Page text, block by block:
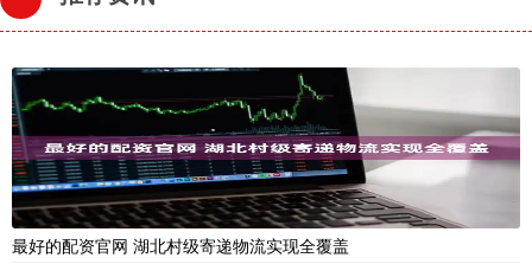
最好的配资官网 湖北村级寄递物流实现全覆盖